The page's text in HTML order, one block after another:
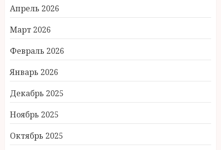
Апрель 2026
Март 2026
Февраль 2026
Январь 2026
Декабрь 2025
Ноябрь 2025
Октябрь 2025